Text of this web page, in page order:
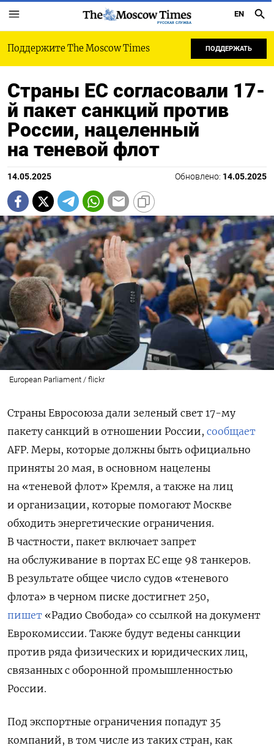
РУССКАЯ СЛУЖБА
EN
Поддержите The Moscow Times ПОДДЕРЖАТЬ
Страны ЕС согласовали 17-
й пакет санкций против
России, нацеленный
на теневой флот
14.05.2025 Обновлено: 14.05.2025
European Parliament / flickr
Страны Евросоюза дали зеленый свет 17-му
пакету санкций в отношении России, сообщает
AFP. Меры, которые должны быть официально
приняты 20 мая, в основном нацелены
на «теневой флот» Кремля, а также на лиц
и организации, которые помогают Москве
обходить энергетические ограничения.
В частности, пакет включает запрет
на обслуживание в портах ЕС еще 98 танкеров.
В результате общее число судов «теневого
флота» в черном писке достигнет 250,
пишет «Радио Свобода» со ссылкой на документ
Еврокомиссии. Также будут ведены санкции
против ряда физических и юридических лиц,
связанных с оборонной промышленностью
России.
Под экспортные ограничения попадут 35
компаний, в том числе из таких стран, как